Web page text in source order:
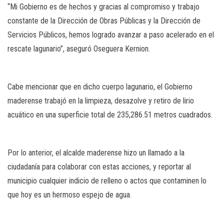
“Mi Gobierno es de hechos y gracias al compromiso y trabajo
constante de la Dirección de Obras Públicas y la Dirección de
Servicios Públicos, hemos logrado avanzar a paso acelerado en el
rescate lagunario”, aseguró Oseguera Kernion.
Cabe mencionar que en dicho cuerpo lagunario, el Gobierno
maderense trabajó en la limpieza, desazolve y retiro de lirio
acuático en una superficie total de 235,286.51 metros cuadrados.
Por lo anterior, el alcalde maderense hizo un llamado a la
ciudadanía para colaborar con estas acciones, y reportar al
municipio cualquier indicio de relleno o actos que contaminen lo
que hoy es un hermoso espejo de agua.